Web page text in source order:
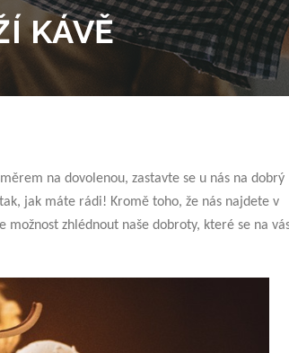
KÁVĚ
na dovolenou, zastavte se u nás na dobrý
jak máte rádi! Kromě toho, že nás najdete v
zhlédnout naše dobroty, které se na